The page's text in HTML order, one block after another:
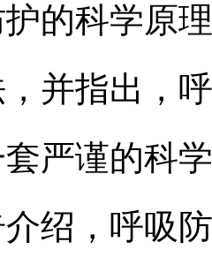
的科学原
并指出，
严谨的科
，呼吸防